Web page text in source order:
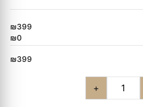
₪399
₪0
₪399
+